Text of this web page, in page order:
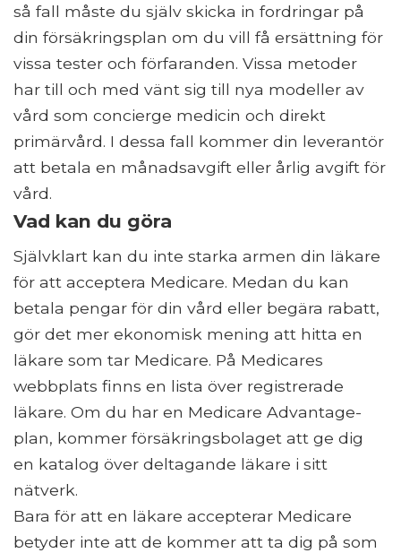
så fall måste du själv skicka in fordringar på
din försäkringsplan om du vill få ersättning för
vissa tester och förfaranden. Vissa metoder
har till och med vänt sig till nya modeller av
vård som concierge medicin och direkt
primärvård. I dessa fall kommer din leverantör
att betala en månadsavgift eller årlig avgift för
vård.
Vad kan du göra
Självklart kan du inte starka armen din läkare
för att acceptera Medicare. Medan du kan
betala pengar för din vård eller begära rabatt,
gör det mer ekonomisk mening att hitta en
läkare som tar Medicare. På Medicares
webbplats finns en lista över registrerade
läkare. Om du har en Medicare Advantage-
plan, kommer försäkringsbolaget att ge dig
en katalog över deltagande läkare i sitt
nätverk.
Bara för att en läkare accepterar Medicare
betyder inte att de kommer att ta dig på som